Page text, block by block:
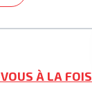
À LA FOIS